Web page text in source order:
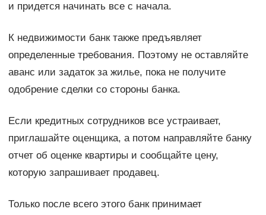
и придется начинать все с начала.
К недвижимости банк также предъявляет
определенные требования. Поэтому не оставляйте
аванс или задаток за жилье, пока не получите
одобрение сделки со стороны банка.
Если кредитных сотрудников все устраивает,
приглашайте оценщика, а потом направляйте банку
отчет об оценке квартиры и сообщайте цену,
которую запрашивает продавец.
Только после всего этого банк принимает